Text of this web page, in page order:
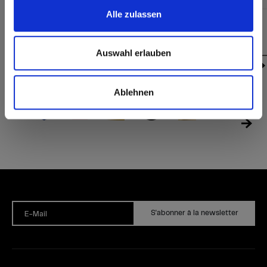
Alle zulassen
Auswahl erlauben
Ablehnen
P948 Letters P942 Triangles
E-Mail S'abonner à la newsletter